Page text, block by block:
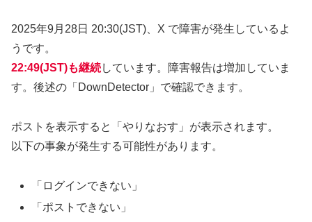
2025年9月28日 20:30(JST)、X で障害が発生しているよ
うです。
22:49(JST)も継続しています。障害報告は増加していま
す。後述の「DownDetector」で確認できます。
ポストを表示すると「やりなおす」が表示されます。
以下の事象が発生する可能性があります。
「ログインできない」
「ポストできない」